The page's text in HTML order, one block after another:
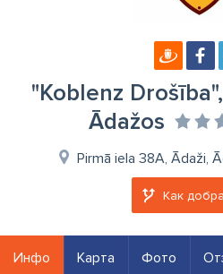
"Koblenz
Ādažos
Pirmā iela 38A, Ādaži,
Как
Инфо Карта Фото